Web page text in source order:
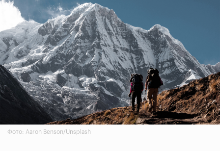
Фото: Aaron Benson/Unsplash